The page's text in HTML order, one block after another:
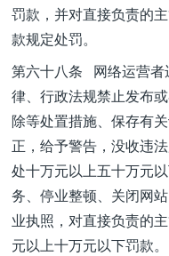
罚款，并对直接负责的
款规定处罚。
第六十八条 网络运营者
律、行政法规禁止发布
除等处置措施、保存有
正，给予警告，没收违
处十万元以上五十万元
务、停业整顿、关闭网
业执照，对直接负责的
元以上十万元以下罚款。